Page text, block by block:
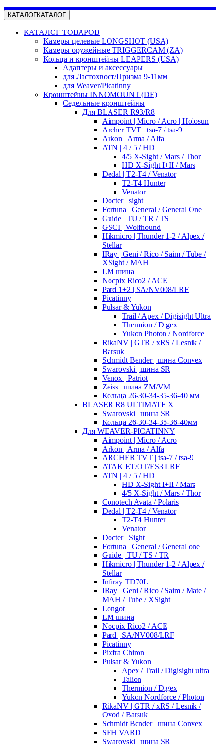
КАТАЛОГКАТАЛОГ
КАТАЛОГ ТОВАРОВ
Камеры целевые LONGSHOT (USA)
Камеры оружейные TRIGGERCAM (ZA)
Кольца и кронштейны LEAPERS (USA)
Адаптеры и аксессуары
для Ластохвост/Призма 9-11мм
для Weaver/Picatinny
Кронштейны INNOMOUNT (DE)
Седельные кронштейны
Для BLASER R93/R8
Aimpoint | Micro / Acro | Holosun
Archer TVT | tsa-7 / tsa-9
Arkon | Arma / Alfa
ATN | 4 / 5 / HD
4/5 X-Sight / Mars / Thor
HD X-Sight I+II / Mars
Dedal | T2-T4 / Venator
T2-T4 Hunter
Venator
Docter | sight
Fortuna | General / General One
Guide | TU / TR / TS
GSCI | Wolfhound
Hikmicro | Thunder 1-2 / Alpex /
Stellar
IRay | Geni / Rico / Saim / Tube /
XSight / MAH
LM шина
Nocpix Rico2 / ACE
Pard 1+2 | SA/NV008/LRF
Picatinny
Pulsar & Yukon
Trail / Apex / Digisight Ultra
Thermion / Digex
Yukon Photon / Nordforce
RikaNV | GTR / xRS / Lesnik /
Barsuk
Schmidt Bender | шина Convex
Swarovski | шина SR
Venox | Patriot
Zeiss | шина ZM/VM
Кольца 26-30-34-35-36-40 мм
BLASER R8 ULTIMATE X
Swarovski | шина SR
Кольца 26-30-34-35-36-40мм
Для WEAVER-PICATINNY
Aimpoint | Micro / Acro
Arkon | Arma / Alfa
ARCHER TVT | tsa-7 / tsa-9
ATAK ET/OT/ES3 LRF
ATN | 4 / 5 / HD
HD X-Sight I+II / Mars
4/5 X-Sight / Mars / Thor
Conotech Avata / Polaris
Dedal | T2-T4 / Venator
T2-T4 Hunter
Venator
Docter | Sight
Fortuna | General / General one
Guide | TU / TS / TR
Hikmicro | Thunder 1-2 / Alpex /
Stellar
Infiray TD70L
IRay | Geni / Rico / Saim / Mate /
MAH / Tube / XSight
Longot
LM шина
Nocpix Rico2 / ACE
Pard | SA/NV008/LRF
Picatinny
Pixfra Chiron
Pulsar & Yukon
Apex / Trail / Digisight ultra
Talion
Thermion / Digex
Yukon Nordforce / Photon
RikaNV | GTR / xRS / Lesnik /
Ovod / Barsuk
Schmidt Bender | шина Convex
SFH VARD
Swarovski | шина SR